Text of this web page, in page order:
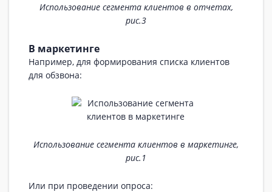
Использование сегмента клиентов в отчетах,
рис.3
В маркетинге
Например, для формирования списка клиентов
для обзвона:
Использование сегмента клиентов в маркетинге,
рис.1
Или при проведении опроса: